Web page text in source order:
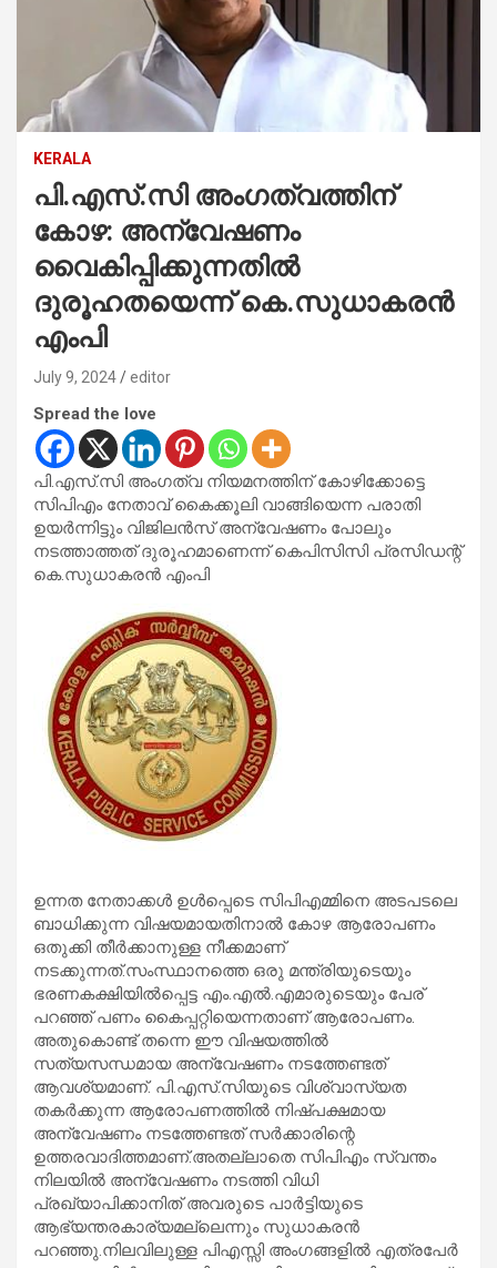
KERALA
പി.എസ്.സി അംഗത്വത്തിന്
കോഴ: അന്വേഷണം
വൈകിപ്പിക്കുന്നതില്‍
ദുരൂഹതയെന്ന് കെ.സുധാകരന്‍
എംപി
July 9, 2024 editor
Spread the love
പി.എസ്.സി അംഗത്വ നിയമനത്തിന് കോഴിക്കോട്ടെ
സിപിഎം നേതാവ് കൈക്കൂലി വാങ്ങിയെന്ന പരാതി
ഉയര്‍ന്നിട്ടും വിജിലന്‍സ് അന്വേഷണം പോലും
നടത്താത്തത് ദുരൂഹമാണെന്ന് കെപിസിസി പ്രസിഡന്റ്
കെ.സുധാകരന്‍ എംപി
ഉന്നത നേതാക്കള്‍ ഉള്‍പ്പെടെ സിപിഎമ്മിനെ അടപടലെ
ബാധിക്കുന്ന വിഷയമായതിനാല്‍ കോഴ ആരോപണം
ഒതുക്കി തീര്‍ക്കാനുള്ള നീക്കമാണ്
നടക്കുന്നത്.സംസ്ഥാനത്തെ ഒരു മന്ത്രിയുടെയും
ഭരണകക്ഷിയില്‍പ്പെട്ട എം.എല്‍.എമാരുടെയും പേര്
പറഞ്ഞ് പണം കൈപ്പറ്റിയെന്നതാണ് ആരോപണം.
അതുകൊണ്ട് തന്നെ ഈ വിഷയത്തില്‍
സത്യസന്ധമായ അന്വേഷണം നടത്തേണ്ടത്
ആവശ്യമാണ്. പി.എസ്.സിയുടെ വിശ്വാസ്യത
തകര്‍ക്കുന്ന ആരോപണത്തില്‍ നിഷ്പക്ഷമായ
അന്വേഷണം നടത്തേണ്ടത് സര്‍ക്കാരിന്റെ
ഉത്തരവാദിത്തമാണ്.അതല്ലാതെ സിപിഎം സ്വന്തം
നിലയില്‍ അന്വേഷണം നടത്തി വിധി
പ്രഖ്യാപിക്കാനിത് അവരുടെ പാര്‍ട്ടിയുടെ
ആഭ്യന്തരകാര്യമല്ലെന്നും സുധാകരന്‍
പറഞ്ഞു.നിലവിലുള്ള പിഎസ്സി അംഗങ്ങളില്‍ എത്രപേര്‍